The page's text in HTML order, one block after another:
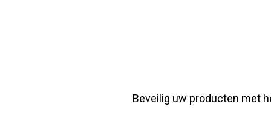
Beveilig uw producten met